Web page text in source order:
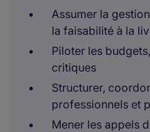
Assumer la
la faisabilité à la
Piloter les
critiques
Structurer,
professionnels et
Mener les appels